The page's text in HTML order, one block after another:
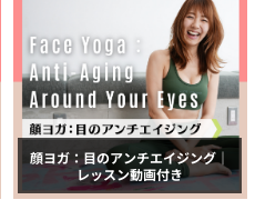
顔ヨガ：目のアンチエイジング｜
レッスン動画付き